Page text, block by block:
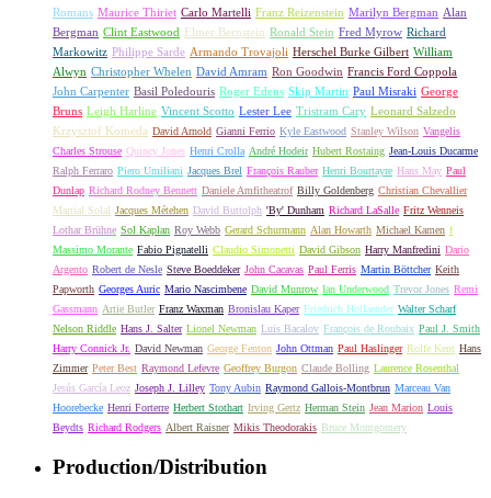
Romans Maurice Thiriet Carlo Martelli Franz Reizenstein Marilyn Bergman Alan
Bergman Clint Eastwood Elmer Bernstein Ronald Stein Fred Myrow Richard
Markowitz Philippe Sarde Armando Trovajoli Herschel Burke Gilbert William
Alwyn Christopher Whelen David Amram Ron Goodwin Francis Ford Coppola
John Carpenter Basil Poledouris Roger Edens Skip Martin Paul Misraki George
Bruns Leigh Harline Vincent Scotto Lester Lee Tristram Cary Leonard Salzedo
Krzysztof Komeda David Arnold Gianni Ferrio Kyle Eastwood Stanley Wilson Vangelis
Charles Strouse Quincy Jones Henri Crolla André Hodeir Hubert Rostaing Jean-Louis Ducarme
Ralph Ferraro Piero Umiliani Jacques Brel François Rauber Henri Bourtayre Hans May Paul
Dunlap Richard Rodney Bennett Daniele Amfitheatrof Billy Goldenberg Christian Chevallier
Martial Solal Jacques Métehen David Buttolph 'By' Dunham Richard LaSalle Fritz Wenneis
Lothar Brühne Sol Kaplan Roy Webb Gerard Schurmann Alan Howarth Michael Kamen f
Massimo Morante Fabio Pignatelli Claudio Simonetti David Gibson Harry Manfredini Dario
Argento Robert de Nesle Steve Boeddeker John Cacavas Paul Ferris Martin Böttcher Keith
Papworth Georges Auric Mario Nascimbene David Munrow Ian Underwood Trevor Jones Remi
Gassmann Artie Butler Franz Waxman Bronislau Kaper Friedrich Hollaender Walter Scharf
Nelson Riddle Hans J. Salter Lionel Newman Luis Bacalov François de Roubaix Paul J. Smith
Harry Connick Jr. David Newman George Fenton John Ottman Paul Haslinger Rolfe Kent Hans
Zimmer Peter Best Raymond Lefevre Geoffrey Burgon Claude Bolling Laurence Rosenthal
Jesús García Leoz Joseph J. Lilley Tony Aubin Raymond Gallois-Montbrun Marceau Van
Hoorebecke Henri Forterre Herbert Stothart Irving Gertz Herman Stein Jean Marion Louis
Beydts Richard Rodgers Albert Raisner Mikis Theodorakis Bruce Montgomery
Production/Distribution